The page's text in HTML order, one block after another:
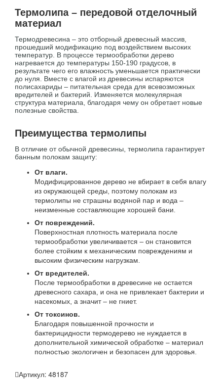
Термолипа – передовой отделочный
материал
Термодревесина – это отборный древесный массив,
прошедший модификацию под воздействием высоких
температур. В процессе термообработки дерево
нагревается до температуры 150-190 градусов, в
результате чего его влажность уменьшается практически
до нуля. Вместе с влагой из древесины испаряются
полисахариды – питательная среда для всевозможных
вредителей и бактерий. Изменяется молекулярная
структура материала, благодаря чему он обретает новые
полезные свойства.
Преимущества термолипы
В отличие от обычной древесины, термолипа гарантирует
банным полокам защиту:
От влаги.
Модифицированное дерево не вбирает в себя влагу
из окружающей среды, поэтому полокам из
термолипы не страшны водяной пар и вода –
неизменные составляющие хорошей бани.
От повреждений.
Поверхностная плотность материала после
термообработки увеличивается – он становится
более стойким к механическим повреждениям и
высоким физическим нагрузкам.
От вредителей.
После термообработки в древесине не остается
древесного сахара, и она не привлекает бактерии и
насекомых, а значит – не гниет.
От токсинов.
Благодаря повышенной прочности и
бактерицидности термодерево не нуждается в
дополнительной химической обработке – материал
полностью экологичен и безопасен для здоровья.
Артикул: 48187